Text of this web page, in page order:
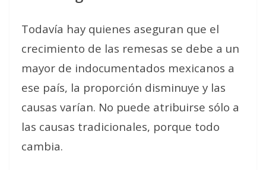
Todavía hay quienes aseguran que el
crecimiento de las remesas se debe a un
mayor de indocumentados mexicanos a
ese país, la proporción disminuye y las
causas varían. No puede atribuirse sólo a
las causas tradicionales, porque todo
cambia.